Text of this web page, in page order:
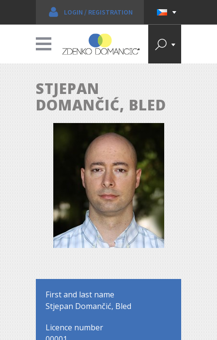
LOGIN / REGISTRATION
STJEPAN
DOMANČIĆ, BLED
First and last name
Stjepan Domančić, Bled
Licence number